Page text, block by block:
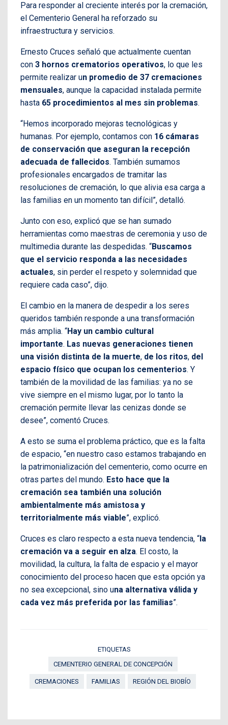
Para responder al creciente interés por la cremación,
el Cementerio General ha reforzado su
infraestructura y servicios.
Ernesto Cruces señaló que actualmente cuentan
con 3 hornos crematorios operativos, lo que les
permite realizar un promedio de 37 cremaciones
mensuales, aunque la capacidad instalada permite
hasta 65 procedimientos al mes sin problemas.
“Hemos incorporado mejoras tecnológicas y
humanas. Por ejemplo, contamos con 16 cámaras
de conservación que aseguran la recepción
adecuada de fallecidos. También sumamos
profesionales encargados de tramitar las
resoluciones de cremación, lo que alivia esa carga a
las familias en un momento tan difícil”, detalló.
Junto con eso, explicó que se han sumado
herramientas como maestras de ceremonia y uso de
multimedia durante las despedidas. “Buscamos
que el servicio responda a las necesidades
actuales, sin perder el respeto y solemnidad que
requiere cada caso”, dijo.
El cambio en la manera de despedir a los seres
queridos también responde a una transformación
más amplia. “Hay un cambio cultural
importante. Las nuevas generaciones tienen
una visión distinta de la muerte, de los ritos, del
espacio físico que ocupan los cementerios. Y
también de la movilidad de las familias: ya no se
vive siempre en el mismo lugar, por lo tanto la
cremación permite llevar las cenizas donde se
desee”, comentó Cruces.
A esto se suma el problema práctico, que es la falta
de espacio, “en nuestro caso estamos trabajando en
la patrimonialización del cementerio, como ocurre en
otras partes del mundo. Esto hace que la
cremación sea también una solución
ambientalmente más amistosa y
territorialmente más viable”, explicó.
Cruces es claro respecto a esta nueva tendencia, “la
cremación va a seguir en alza. El costo, la
movilidad, la cultura, la falta de espacio y el mayor
conocimiento del proceso hacen que esta opción ya
no sea excepcional, sino una alternativa válida y
cada vez más preferida por las familias”.
ETIQUETAS
CEMENTERIO GENERAL DE CONCEPCIÓN
CREMACIONES FAMILIAS REGIÓN DEL BIOBÍO